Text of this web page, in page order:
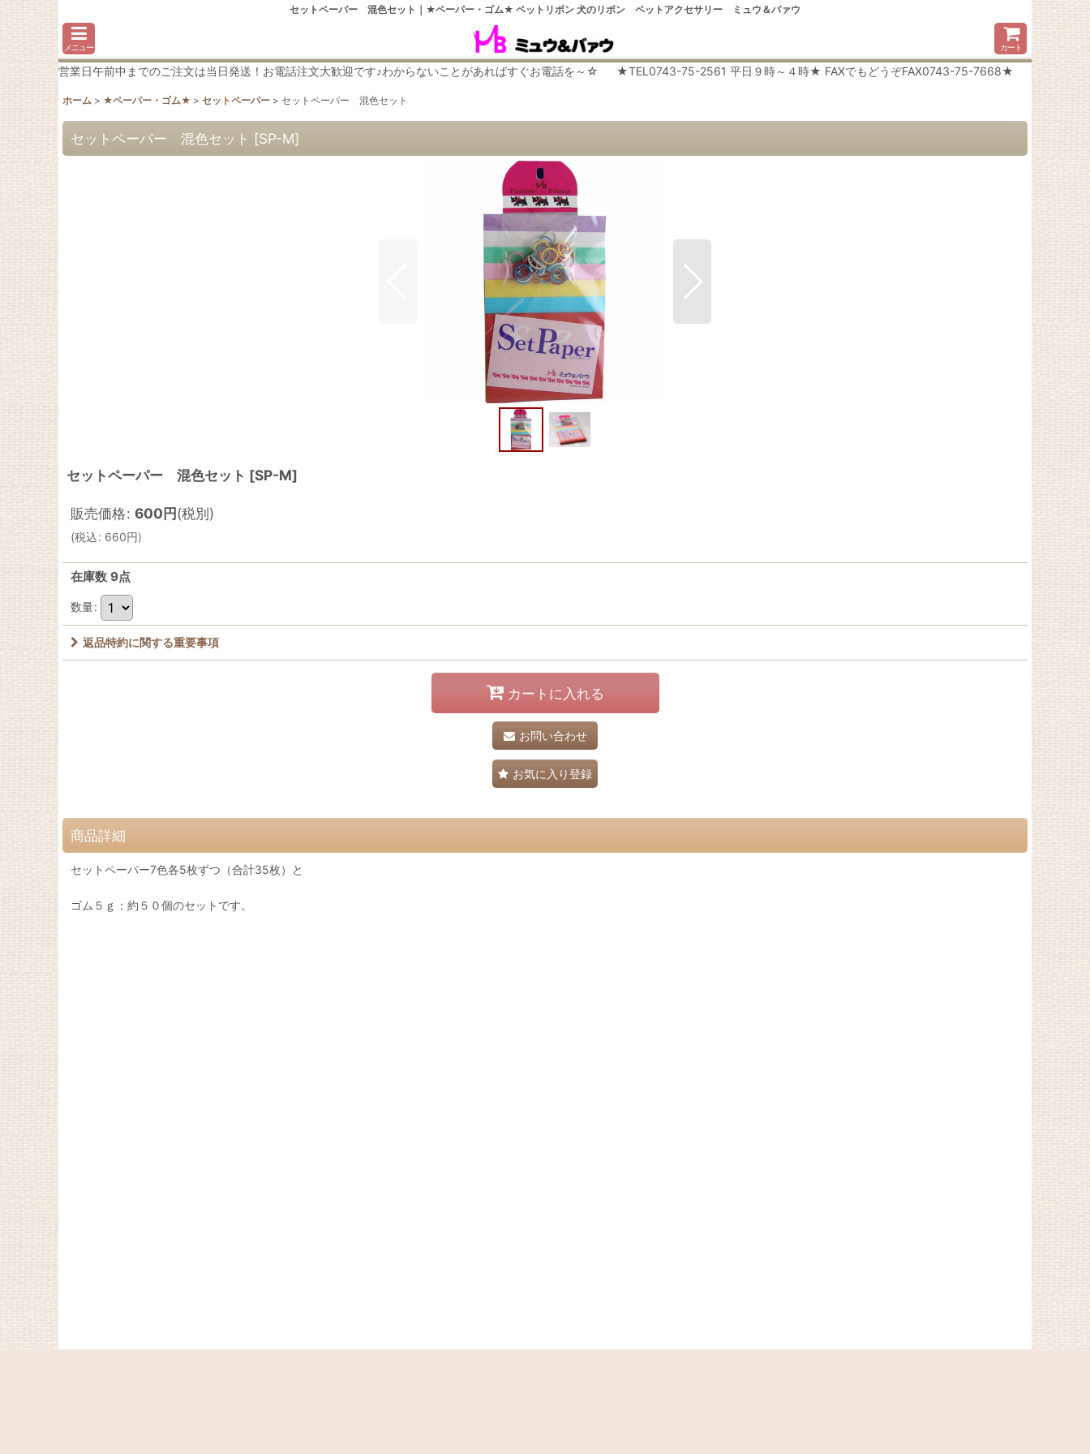
セットペーパー 混色セット｜★ペーパー・ゴム★ ペットリボン 犬のリボン ペットアクセサリー ミュウ＆バァウ
メニュー カート
営業日午前中までのご注文は当日発送！お電話注文大歓迎です♪わからないことがあればすぐお電話を～☆ ★TEL0743-75-2561 平日９時～４時★ FAXでもどうぞFAX0743-75-7668★
ホーム > ★ペーパー・ゴム★ > セットペーパー > セットペーパー 混色セット
セットペーパー 混色セット [SP-M]
セットペーパー 混色セット [SP-M]
販売価格: 600円(税別)
(税込: 660円)
在庫数 9点
数量:
返品特約に関する重要事項
カートに入れる
お問い合わせ
お気に入り登録
商品詳細
セットペーパー7色各5枚ずつ（合計35枚）と
ゴム５ｇ：約５０個のセットです。